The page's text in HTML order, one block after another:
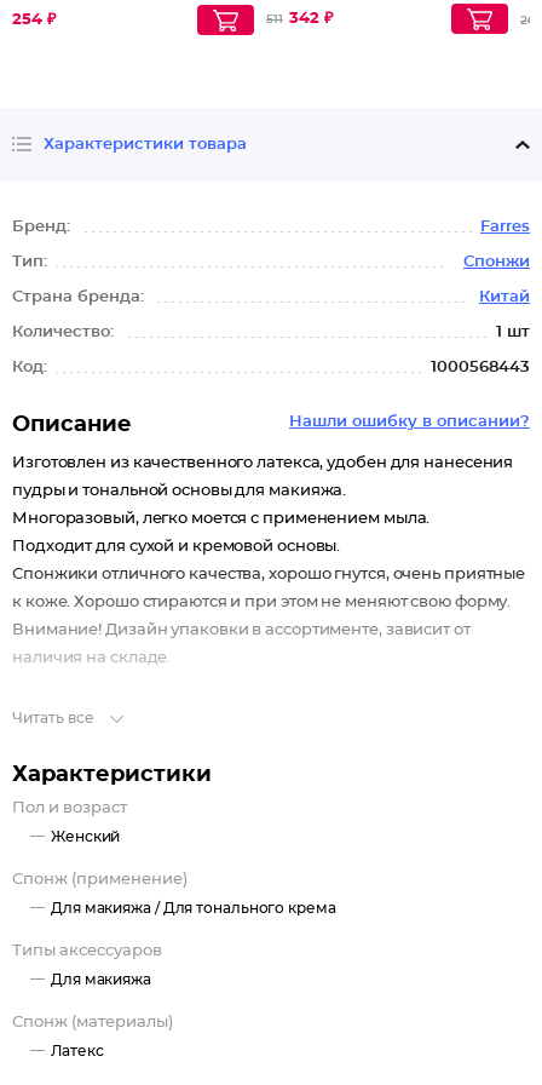
254 ₽ 511 342 ₽ 209
Характеристики товара
Бренд: Farres
Тип: Спонжи
Страна бренда: Китай
Количество: 1 шт
Код: 1000568443
Нашли ошибку в описании?
Описание
Изготовлен из качественного латекса, удобен для нанесения
пудры и тональной основы для макияжа.
Многоразовый, легко моется с применением мыла.
Подходит для сухой и кремовой основы.
Спонжики отличного качества, хорошо гнутся, очень приятные
к коже. Хорошо стираются и при этом не меняют свою форму.
Внимание! Дизайн упаковки в ассортименте, зависит от
наличия на складе.
Читать все
Характеристики
Пол и возраст
Женский
Спонж (применение)
Для макияжа / Для тонального крема
Типы аксессуаров
Для макияжа
Спонж (материалы)
Латекс